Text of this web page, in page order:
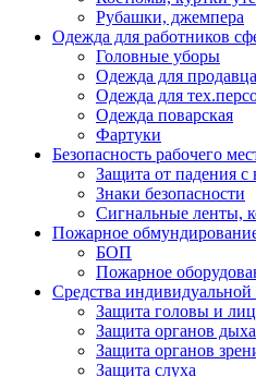
Рубашки, джемпера
Одежда для работников
Головные уборы
Одежда для продавца
Одежда для
Одежда поварская
Фартуки
Безопасность рабочего
Защита от падения с
Знаки безопасности
Сигнальные ленты,
Пожарное
БОП
Пожарное
Средства
Защита головы и
Защита органов
Защита органов
Защита слуха